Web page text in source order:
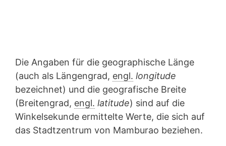
Die Angaben für die geographische Länge
(auch als Längengrad, engl. longitude
bezeichnet) und die geografische Breite
(Breitengrad, engl. latitude) sind auf die
Winkelsekunde ermittelte Werte, die sich auf
das Stadtzentrum von Mamburao beziehen.